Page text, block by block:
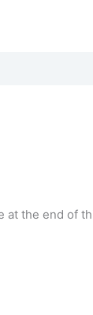
at the end of